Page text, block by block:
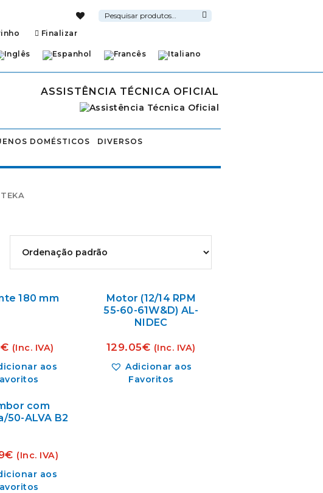
Pesquisar
por:
Finalizar
ASSISTÊNCIA TÉCNICA OFICIAL
DOMÉSTICOS
DIVERSOS
aos
180 mm
€ (Inc. IVA)
Adicionar aos
Favoritos
Motor (12/14 RPM
55-60-61W&D) AL-
NIDEC
129.05€ (Inc. IVA)
aos
com
50-ALVA B2
€ (Inc. IVA)